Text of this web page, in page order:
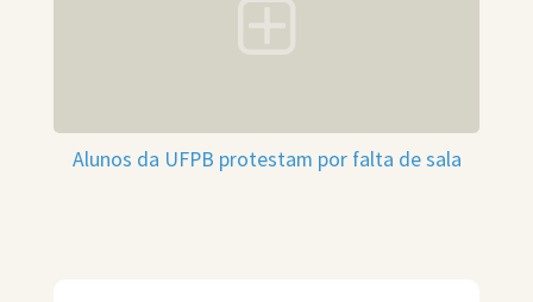
Alunos da UFPB protestam por falta de sala